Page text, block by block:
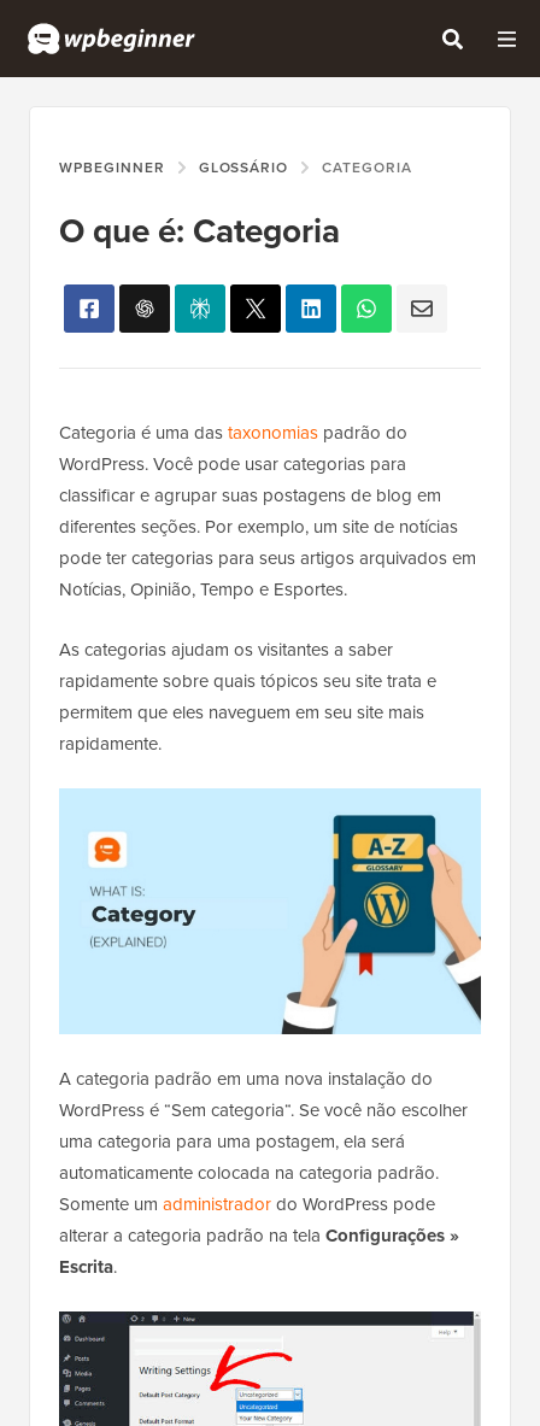
WPBEGINNER GLOSSÁRIO CATEGORIA
O que é: Categoria
Categoria é uma dastaxonomias padrão do
WordPress. Você pode usar categorias para
classificar e agrupar suas postagens de blog em
diferentes seções. Por exemplo, um site de notícias
pode ter categorias para seus artigos arquivados em
Notícias, Opinião, Tempo e Esportes.
As categorias ajudam os visitantes a saber
rapidamente sobre quais tópicos seu site trata e
permitem que eles naveguem em seu site mais
rapidamente.
A categoria padrão em uma nova instalação do
WordPress é “Sem categoria“. Se você não escolher
uma categoria para uma postagem, ela será
automaticamente colocada na categoria padrão.
Somente um administradordo WordPress pode
alterar a categoria padrão na tela Configurações »
Escrita.